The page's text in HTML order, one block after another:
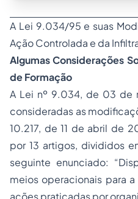
A Lei 9.034/95 e suas
Ação Controlada e da
Algumas Considerações
de Formação
A Lei nº 9.034, de 03 de
consideradas as
10.217, de 11 de abril de
por 13 artigos, divididos
seguinte enunciado:
meios operacionais para
ações praticadas por